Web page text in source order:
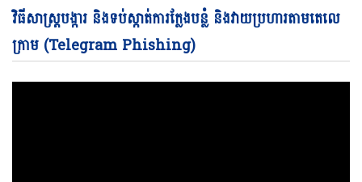
វិធីសាស្ត្របង្ការ និងទប់ស្កាត់ការក្លែងបន្លំ និងវាយប្រហារតាមតេលេ
ក្រាម (Telegram Phishing)